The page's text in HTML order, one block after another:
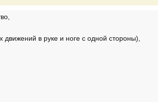
движений в руке и ноге с одной стороны),